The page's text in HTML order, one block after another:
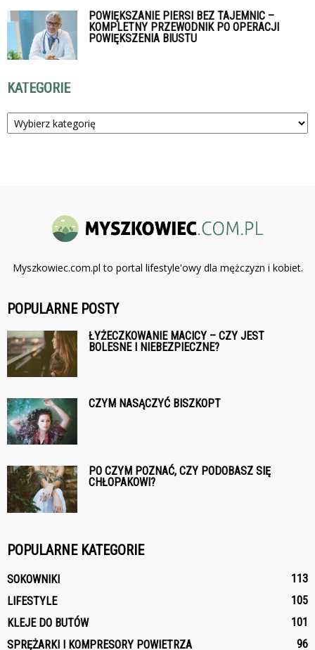
POWIĘKSZANIE PIERSI BEZ TAJEMNIC –
KOMPLETNY PRZEWODNIK PO OPERACJI
POWIĘKSZENIA BIUSTU
KATEGORIE
Kategorie
Myszkowiec.com.pl to portal lifestyle'owy dla mężczyzn i kobiet.
POPULARNE POSTY
ŁYŻECZKOWANIE MACICY – CZY JEST
BOLESNE I NIEBEZPIECZNE?
CZYM NASĄCZYĆ BISZKOPT
PO CZYM POZNAĆ, CZY PODOBASZ SIĘ
CHŁOPAKOWI?
POPULARNE KATEGORIE
SOKOWNIKI
113
LIFESTYLE
105
KLEJE DO BUTÓW
101
SPRĘŻARKI I KOMPRESORY POWIETRZA
96